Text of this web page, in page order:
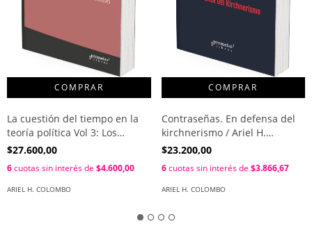
La cuestión del tiempo en la
teoría política Vol 3: Los
límites de la transición / Ariel
$27.600,00
6cuotas sin interés de $4.600,00
ARIEL H. COLOMBO
Contraseñas. En defensa del
kirchnerismo / Ariel H.
Colombo
$23.200,00
6cuotas sin interés de $3.866,67
ARIEL H. COLOMBO